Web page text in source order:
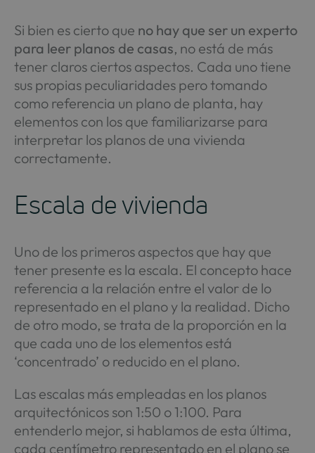
Si bien es cierto que no hay que ser un experto
para leer planos de casas, no está de más
tener claros ciertos aspectos. Cada uno tiene
sus propias peculiaridades pero tomando
como referencia un plano de planta, hay
elementos con los que familiarizarse para
interpretar los planos de una vivienda
correctamente.
Escala de vivienda
Uno de los primeros aspectos que hay que
tener presente es la escala. El concepto hace
referencia a la relación entre el valor de lo
representado en el plano y la realidad. Dicho
de otro modo, se trata de la proporción en la
que cada uno de los elementos está
‘concentrado’ o reducido en el plano.
Las escalas más empleadas en los planos
arquitectónicos son 1:50 o 1:100. Para
entenderlo mejor, si hablamos de esta última,
cada centímetro representado en el plano se